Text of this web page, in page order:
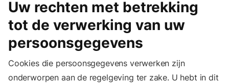
Uw rechten met betrekking
tot de verwerking van uw
persoonsgegevens
Cookies die persoonsgegevens verwerken zijn
onderworpen aan de regelgeving ter zake. U hebt in dit